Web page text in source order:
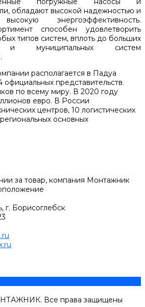
обладают высокой надежностью и
энергоэффективность.
способен удовлетворить
типов систем, вплоть до больших
и муниципальных систем
располагается в Падуа
официальных представительств.
по всему миру. В 2020 году
евро. В России
центров, 10 логистических
основных
г. Борисоглебск
Все права защищены